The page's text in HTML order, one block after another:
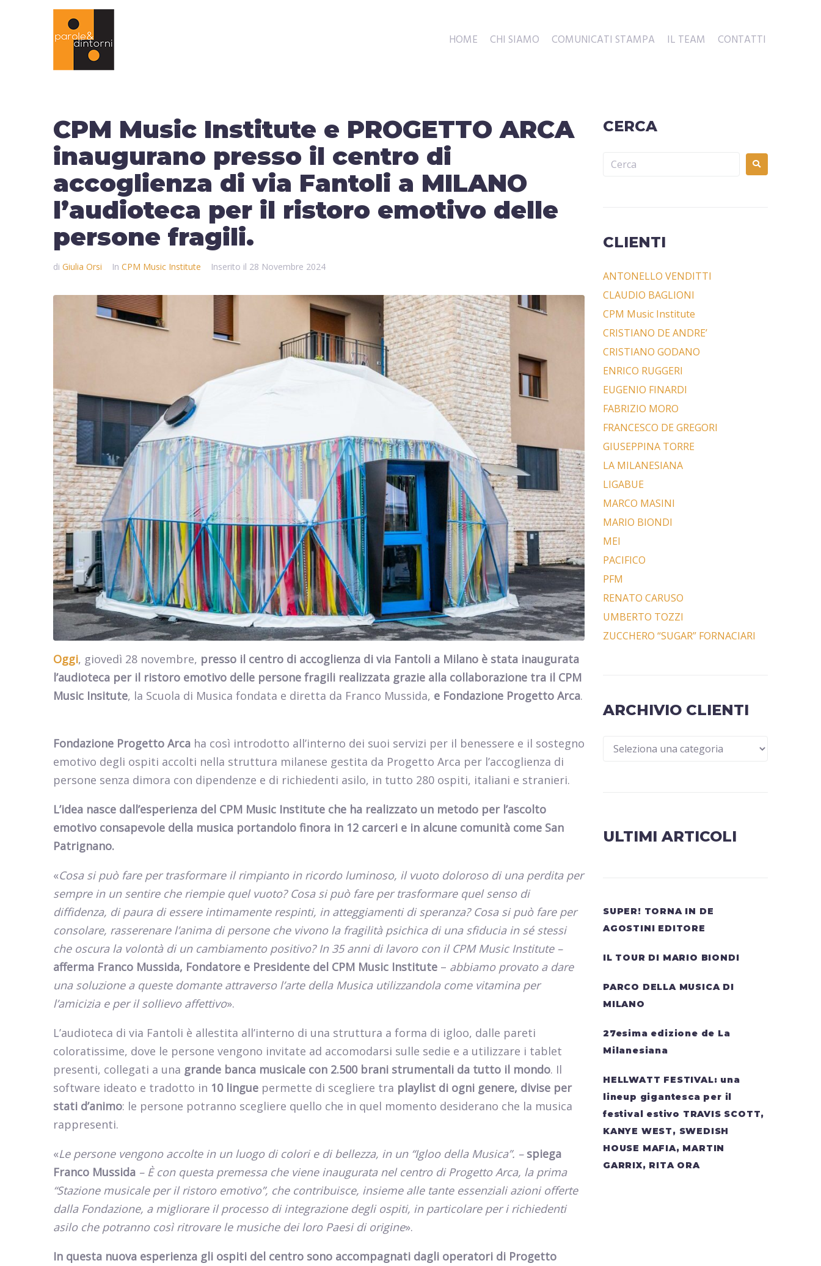
HOME CHI SIAMO COMUNICATI STAMPA IL TEAM CONTATTI
CPM Music Institute e PROGETTO ARCA
inaugurano presso il centro di
accoglienza di via Fantoli a MILANO
l’audioteca per il ristoro emotivo delle
persone fragili.
di Giulia Orsi In CPM Music Institute Inserito il 28 Novembre 2024
Oggi, giovedì 28 novembre, presso il centro di accoglienza di via Fantoli a Milano è stata inaugurata
l’audioteca per il ristoro emotivo delle persone fragili realizzata grazie alla collaborazione tra il CPM
Music Insitute, la Scuola di Musica fondata e diretta da Franco Mussida, e Fondazione Progetto Arca.
Fondazione Progetto Arca ha così introdotto all’interno dei suoi servizi per il benessere e il sostegno
emotivo degli ospiti accolti nella struttura milanese gestita da Progetto Arca per l’accoglienza di
persone senza dimora con dipendenze e di richiedenti asilo, in tutto 280 ospiti, italiani e stranieri.
L’idea nasce dall’esperienza del CPM Music Institute che ha realizzato un metodo per l’ascolto
emotivo consapevole della musica portandolo finora in 12 carceri e in alcune comunità come San
Patrignano.
«Cosa si può fare per trasformare il rimpianto in ricordo luminoso, il vuoto doloroso di una perdita per
sempre in un sentire che riempie quel vuoto? Cosa si può fare per trasformare quel senso di
diffidenza, di paura di essere intimamente respinti, in atteggiamenti di speranza? Cosa si può fare per
consolare, rasserenare l’anima di persone che vivono la fragilità psichica di una sfiducia in sé stessi
che oscura la volontà di un cambiamento positivo? In 35 anni di lavoro con il CPM Music Institute –
afferma Franco Mussida, Fondatore e Presidente del CPM Music Institute – abbiamo provato a dare
una soluzione a queste domante attraverso l’arte della Musica utilizzandola come vitamina per
l’amicizia e per il sollievo affettivo».
L’audioteca di via Fantoli è allestita all’interno di una struttura a forma di igloo, dalle pareti
coloratissime, dove le persone vengono invitate ad accomodarsi sulle sedie e a utilizzare i tablet
presenti, collegati a una grande banca musicale con 2.500 brani strumentali da tutto il mondo. Il
software ideato e tradotto in 10 lingue permette di scegliere tra playlist di ogni genere, divise per
stati d’animo: le persone potranno scegliere quello che in quel momento desiderano che la musica
rappresenti.
«Le persone vengono accolte in un luogo di colori e di bellezza, in un “Igloo della Musica”. – spiega
Franco Mussida – È con questa premessa che viene inaugurata nel centro di Progetto Arca, la prima
“Stazione musicale per il ristoro emotivo”, che contribuisce, insieme alle tante essenziali azioni offerte
dalla Fondazione, a migliorare il processo di integrazione degli ospiti, in particolare per i richiedenti
asilo che potranno così ritrovare le musiche dei loro Paesi di origine».
In questa nuova esperienza gli ospiti del centro sono accompagnati dagli operatori di Progetto
CERCA
CLIENTI
ANTONELLO VENDITTI
CLAUDIO BAGLIONI
CPM Music Institute
CRISTIANO DE ANDRE’
CRISTIANO GODANO
ENRICO RUGGERI
EUGENIO FINARDI
FABRIZIO MORO
FRANCESCO DE GREGORI
GIUSEPPINA TORRE
LA MILANESIANA
LIGABUE
MARCO MASINI
MARIO BIONDI
MEI
PACIFICO
PFM
RENATO CARUSO
UMBERTO TOZZI
ZUCCHERO “SUGAR” FORNACIARI
ARCHIVIO CLIENTI
ULTIMI ARTICOLI
SUPER! TORNA IN DE
AGOSTINI EDITORE
IL TOUR DI MARIO BIONDI
PARCO DELLA MUSICA DI
MILANO
27esima edizione de La
Milanesiana
HELLWATT FESTIVAL: una
lineup gigantesca per il
festival estivo TRAVIS SCOTT,
KANYE WEST, SWEDISH
HOUSE MAFIA, MARTIN
GARRIX, RITA ORA